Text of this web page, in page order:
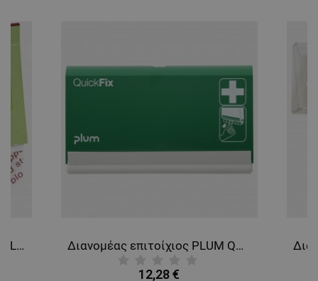
Αιμοστατικοί λευκοπλάστες PLUM QUICKFIX REFILL Διανομέας επιτοίχιος PLUM QUICKFIX DUO
12,28 €